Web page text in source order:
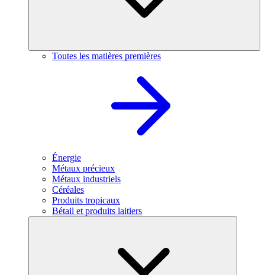
Toutes les matières premières
Énergie
Métaux précieux
Métaux industriels
Céréales
Produits tropicaux
Bétail et produits laitiers